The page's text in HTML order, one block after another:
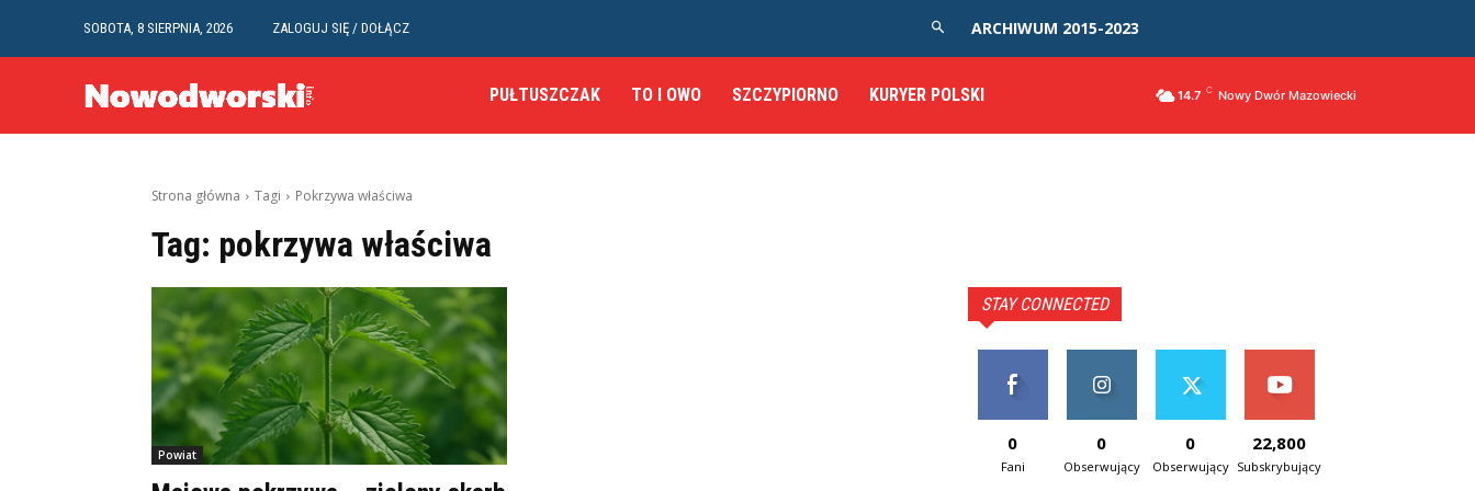
SOBOTA, 8 SIERPNIA, 2026 ZALOGUJ SIĘ / DOŁĄCZ ARCHIWUM 2015-2023
PUŁTUSZCZAK TO I OWO SZCZYPIORNO KURYER POLSKI 14.7 C Nowy Dwór Mazowiecki
Strona główna Tagi Pokrzywa właściwa
Tag: pokrzywa właściwa
Powiat
STAY CONNECTED
0
Fani
0
Obserwujący
0
Obserwujący
22,800
Subskrybujący